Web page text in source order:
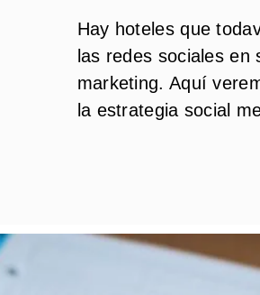
Hay hoteles que
las redes sociales en
marketing. Aquí
la estrategia social